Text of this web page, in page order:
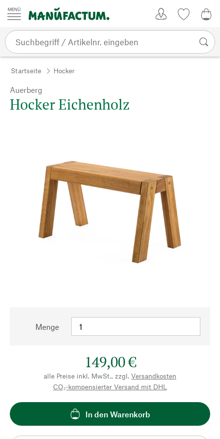
Zum Inhalt springen
Startseite Hocker
Auerberg
Hocker Eichenholz
Menge
149,00 €
alle Preise inkl. MwSt., zzgl. Versandkosten
CO₂-kompensierter Versand mit DHL
In den Warenkorb